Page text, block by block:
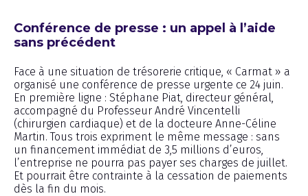
Conférence de presse : un appel à l’aide
sans précédent
Face à une situation de trésorerie critique, « Carmat » a
organisé une conférence de presse urgente ce 24 juin.
En première ligne : Stéphane Piat, directeur général,
accompagné du Professeur André Vincentelli
(chirurgien cardiaque) et de la docteure Anne-Céline
Martin. Tous trois expriment le même message : sans
un financement immédiat de 3,5 millions d’euros,
l’entreprise ne pourra pas payer ses charges de juillet.
Et pourrait être contrainte à la cessation de paiements
dès la fin du mois.